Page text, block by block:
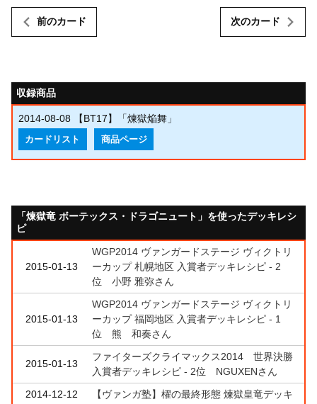
前のカード 次のカード
収録商品
2014-08-08 【BT17】「煉獄焔舞」
カードリスト 商品ページ
「煉獄竜 ボーテックス・ドラゴニュート」を使ったデッキレシ
ピ
2015-01-13
WGP2014 ヴァンガードステージ ヴィクトリ
ーカップ 札幌地区 入賞者デッキレシピ - 2
位 小野 雅弥さん
2015-01-13
WGP2014 ヴァンガードステージ ヴィクトリ
ーカップ 福岡地区 入賞者デッキレシピ - 1
位 熊 和奏さん
2015-01-13
ファイターズクライマックス2014 世界決勝
入賞者デッキレシピ - 2位 NGUXENさん
2014-12-12
【ヴァンガ塾】櫂の最終形態 煉獄皇竜デッキ